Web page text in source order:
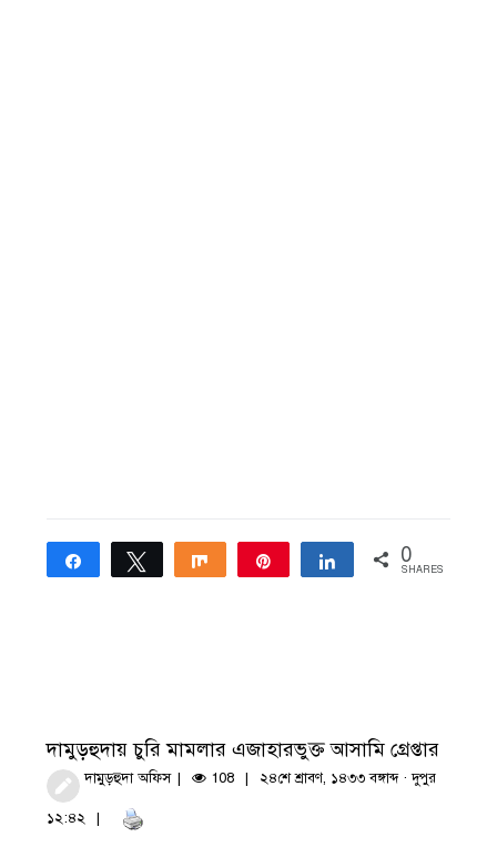
Share Tweet Share Share 0
SHARES
দামুড়হুদায় চুরি মামলার এজাহারভুক্ত আসামি গ্রেপ্তার
দামুড়হুদা অফিস 108 ২৪শে শ্রাবণ, ১৪৩৩ বঙ্গাব্দ · দুপুর
১২:৪২